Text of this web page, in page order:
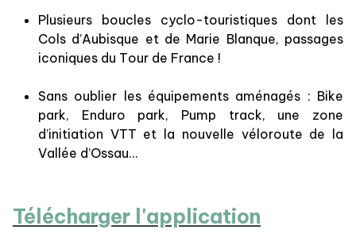
Plusieurs boucles cyclo-touristiques dont les
Cols d’Aubisque et de Marie Blanque, passages
iconiques du Tour de France !
Sans oublier les équipements aménagés : Bike
park, Enduro park, Pump track, une zone
d’initiation VTT et la nouvelle véloroute de la
Vallée d’Ossau…
Télécharger l'application